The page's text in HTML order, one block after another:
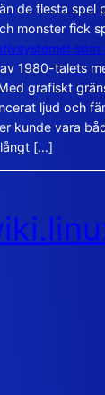
de flesta spel
monster fick
som
1980-talets
grafiskt
ljud och
kunde vara
[…]